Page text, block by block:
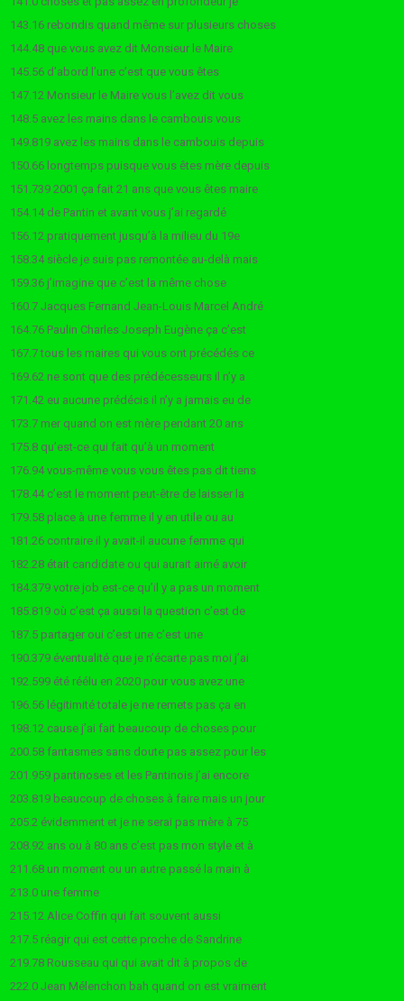
143.16 rebondis quand même sur plusieurs choses
144.48 que vous avez dit Monsieur le Maire
145.56 d’abord l’une c’est que vous êtes
147.12 Monsieur le Maire vous l’avez dit vous
148.5 avez les mains dans le cambouis vous
149.819 avez les mains dans le cambouis depuis
150.66 longtemps puisque vous êtes mère depuis
151.739 2001 ça fait 21 ans que vous êtes maire
154.14 de Pantin et avant vous j’ai regardé
156.12 pratiquement jusqu’à la milieu du 19e
158.34 siècle je suis pas remontée au-delà mais
159.36 j’imagine que c’est la même chose
160.7 Jacques Fernand Jean-Louis Marcel André
164.76 Paulin Charles Joseph Eugène ça c’est
167.7 tous les maires qui vous ont précédés ce
169.62 ne sont que des prédécesseurs il n’y a
171.42 eu aucune prédécis il n’y a jamais eu de
173.7 mer quand on est mère pendant 20 ans
175.8 qu’est-ce qui fait qu’à un moment
176.94 vous-même vous vous êtes pas dit tiens
178.44 c’est le moment peut-être de laisser la
179.58 place à une femme il y en utile ou au
181.26 contraire il y avait-il aucune femme qui
182.28 était candidate ou qui aurait aimé avoir
184.379 votre job est-ce qu’il y a pas un moment
185.819 où c’est ça aussi la question c’est de
187.5 partager oui c’est une c’est une
190.379 éventualité que je n’écarte pas moi j’ai
192.599 été réélu en 2020 pour vous avez une
196.56 légitimité totale je ne remets pas ça en
198.12 cause j’ai fait beaucoup de choses pour
200.58 fantasmes sans doute pas assez pour les
201.959 pantinoses et les Pantinois j’ai encore
203.819 beaucoup de choses à faire mais un jour
205.2 évidemment et je ne serai pas mère à 75
208.92 ans ou à 80 ans c’est pas mon style et à
211.68 un moment ou un autre passé la main à
213.0 une femme
215.12 Alice Coffin qui fait souvent aussi
217.5 réagir qui est cette proche de Sandrine
219.78 Rousseau qui qui avait dit à propos de
222.0 Jean Mélenchon bah quand on est vraiment